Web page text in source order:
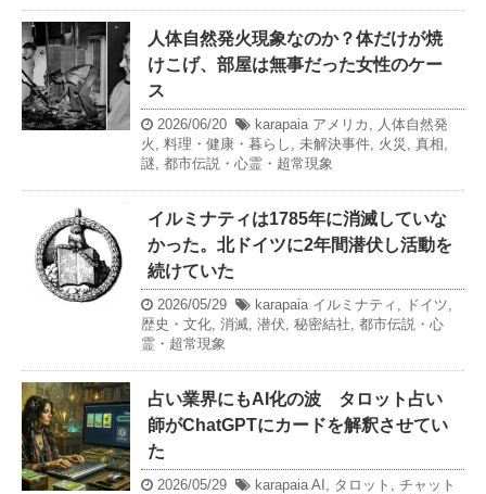
人体自然発火現象なのか？体だけが焼
けこげ、部屋は無事だった女性のケー
ス
2026/06/20 karapaia アメリカ , 人体自然発
火 , 料理・健康・暮らし , 未解決事件, 火災 , 真相,
謎, 都市伝説・心霊・超常現象
イルミナティは1785年に消滅していな
かった。北ドイツに2年間潜伏し活動を
続けていた
2026/05/29 karapaia イルミナティ , ドイツ,
歴史・文化, 消滅, 潜伏, 秘密結社, 都市伝説・心
霊・超常現象
占い業界にもAI化の波 タロット占い
師がChatGPTにカードを解釈させてい
た
2026/05/29 karapaia AI , タロット , チャット